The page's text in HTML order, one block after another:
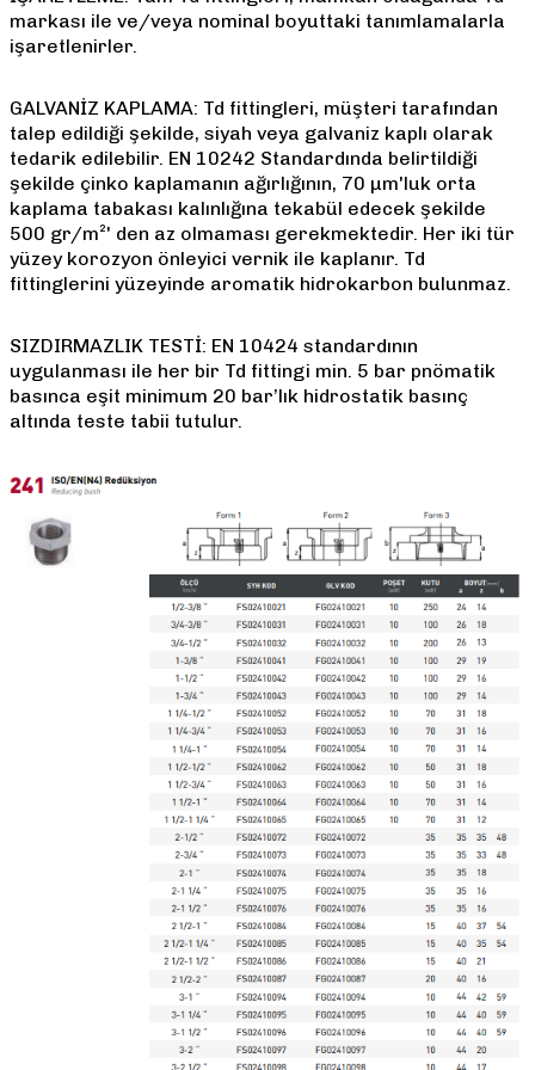
markası ile ve/veya nominal boyuttaki tanımlamalarla
işaretlenirler.
GALVANİZ KAPLAMA: Td fittingleri, müşteri tarafından
talep edildiği şekilde, siyah veya galvaniz kaplı olarak
tedarik edilebilir. EN 10242 Standardında belirtildiği
şekilde çinko kaplamanın ağırlığının, 70 µm'luk orta
kaplama tabakası kalınlığına tekabül edecek şekilde
500 gr/m²' den az olmaması gerekmektedir. Her iki tür
yüzey korozyon önleyici vernik ile kaplanır. Td
fittinglerini yüzeyinde aromatik hidrokarbon bulunmaz.
SIZDIRMAZLIK TESTİ: EN 10424 standardının
uygulanması ile her bir Td fittingi min. 5 bar pnömatik
basınca eşit minimum 20 bar’lık hidrostatik basınç
altında teste tabii tutulur.